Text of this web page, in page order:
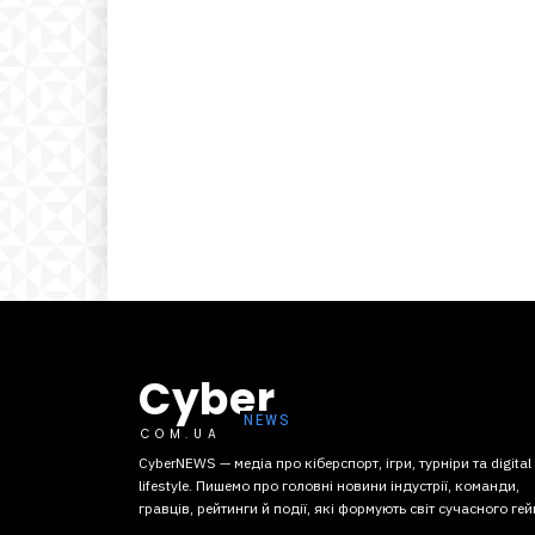
Cyber
COM.UA
CyberNEWS — медіа про кіберспорт, ігри, турніри та digital
lifestyle. Пишемо про головні новини індустрії, команди,
гравців, рейтинги й події, які формують світ сучасного